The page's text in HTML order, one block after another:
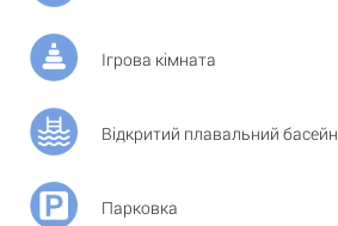
Ігрова кімната
Відкритий плавальний басейн
Парковка